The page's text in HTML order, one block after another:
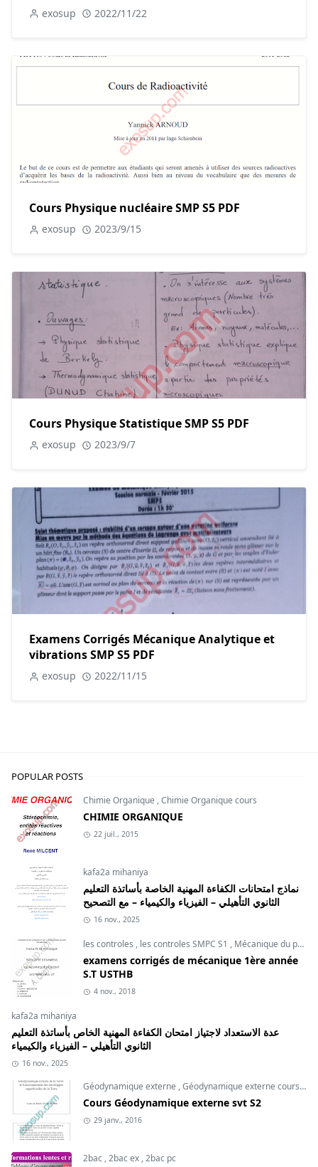
exosup 2022/11/22
Cours Physique nucléaire SMP S5 PDF
exosup 2023/9/15
Cours Physique Statistique SMP S5 PDF
exosup 2023/9/7
Examens Corrigés Mécanique Analytique et
vibrations SMP S5 PDF
exosup 2022/11/15
POPULAR POSTS
Chimie Organique ,Chimie Organique cours
CHIMIE ORGANIQUE
22 juil., 2015
kafa2a mihaniya
نماذج امتحانات الكفاءة المهنية الخاصة بأساتذة التعليم
الثانوي التأهيلي – الفيزياء والكيمياء – مع التصحيح
16 nov., 2025
les controles , les controles SMPC S1 , Mécanique du point
examens corrigés de mécanique 1ère année
S.T USTHB
4 nov., 2018
kafa2a mihaniya
عدة الاستعداد لاجتياز امتحان الكفاءة المهنية الخاص بأساتذة التعليم
الثانوي التأهيلي – الفيزياء والكيمياء
16 nov., 2025
Géodynamique externe ,Géodynamique externe cours ,
Cours Géodynamique externe svt S2
29 janv., 2016
2bac,2bac ex,2bac pc